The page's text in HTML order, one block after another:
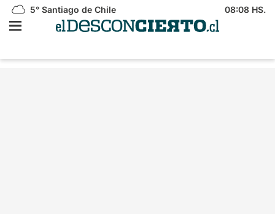
5° Santiago de Chile 08:08 HS.